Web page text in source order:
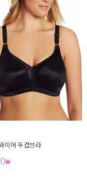
이어 두겹브라
₩